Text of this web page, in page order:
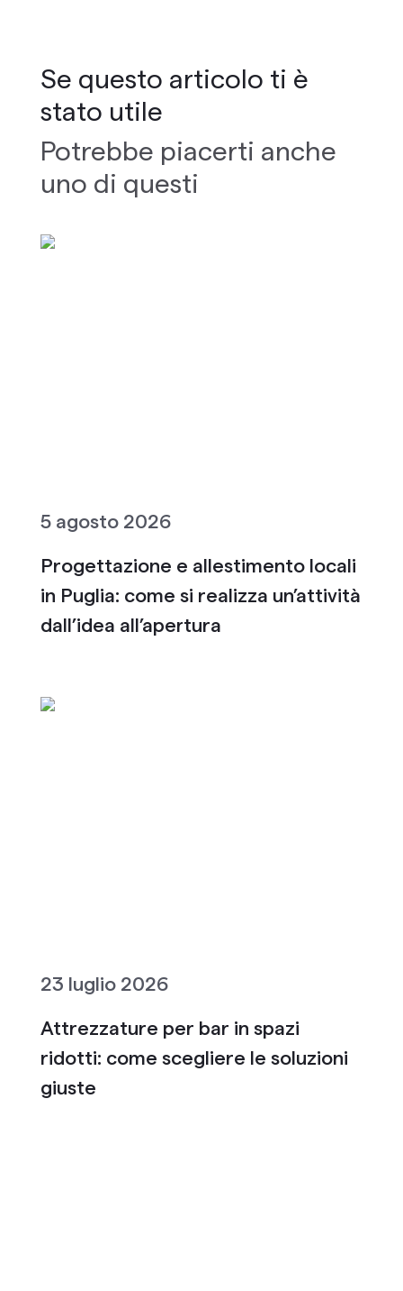
Se questo articolo ti è
stato utile
Potrebbe piacerti anche
uno di questi
5 agosto 2026
Progettazione e allestimento locali
in Puglia: come si realizza un’attività
dall’idea all’apertura
23 luglio 2026
Attrezzature per bar in spazi
ridotti: come scegliere le soluzioni
giuste